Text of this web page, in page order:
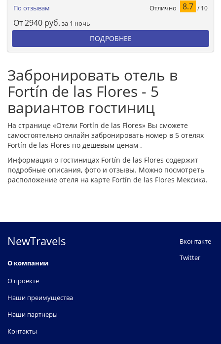
По отзывам Отлично 8.7 / 10
От2940 руб. за 1 ночь
ПОДРОБНЕЕ
Забронировать отель в
Fortín de las Flores - 5
вариантов гостиниц
На странице «Отели Fortín de las Flores» Вы сможете
самостоятельно онлайн забронировать номер в 5 отелях
Fortín de las Flores по дешевым ценам .
Информация о гостиницах Fortín de las Flores содержит
подробные описания, фото и отзывы. Можно посмотреть
расположение отеля на карте Fortín de las Flores Мексика.
NewTravels
О компании
О проекте
Наши преимущества
Наши партнеры
Контакты
Вконтакте
Twitter